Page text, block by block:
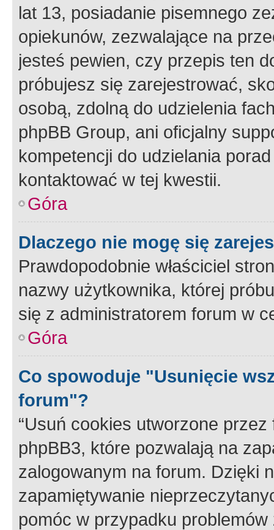
lat 13, posiadanie pisemnego
opiekunów, zezwalające na
jesteś pewien, czy przepis ten
próbujesz się zarejestrować,
osobą, zdolną do udzielenia
phpBB Group, ani oficjalny
kompetencji do udzielania
kontaktować w tej kwestii.
Góra
Dlaczego nie mogę się
Prawdopodobnie właściciel
nazwy użytkownika, której
się z administratorem forum w
Góra
Co spowoduje "Usunięcie
forum"?
“Usuń cookies utworzone
phpBB3, które pozwalają na
zalogowanym na forum. Dzięki
zapamiętywanie
pomóc w przypadku